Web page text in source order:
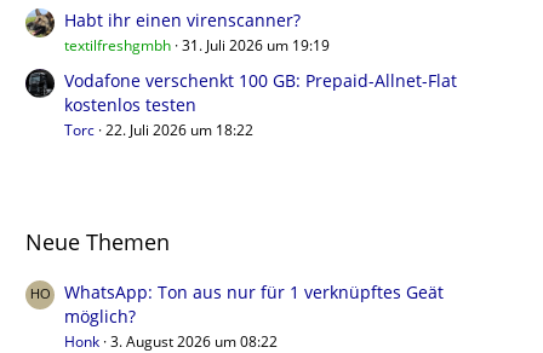
Habt ihr einen virenscanner?
textilfreshgmbh 31. Juli 2026 um 19:19
Vodafone verschenkt 100 GB: Prepaid-Allnet-Flat
kostenlos testen
Torc 22. Juli 2026 um 18:22
Neue Themen
WhatsApp: Ton aus nur für 1 verknüpftes Geät
möglich?
Honk 3. August 2026 um 08:22